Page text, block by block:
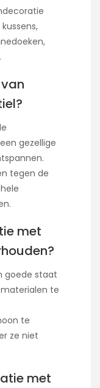
gezellige
tegen de
met
goede staat
te
te
ze niet
met